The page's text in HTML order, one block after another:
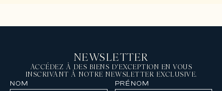
NEWSLETTER
ACCÉDEZ À DES BIENS D'EXCEPTION EN VOUS
INSCRIVANT À NOTRE NEWSLETTER EXCLUSIVE.
NOM PRÉNOM